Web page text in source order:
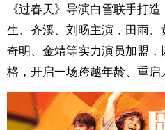
《过春天》导演白雪联手打
生、齐溪、刘旸主演，田雨
奇明、金靖等实力演员加盟
格，开启一场跨越年龄、重启